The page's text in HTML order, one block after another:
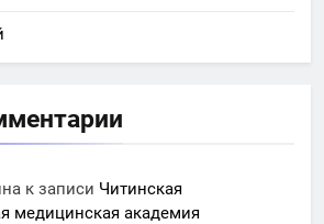
к записи Читинская
медицинская академия